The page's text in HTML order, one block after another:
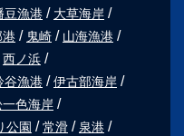
豆漁港
大草海岸
港 鬼崎
山海漁港
西ノ浜
谷漁港
伊古部海岸
一色海岸
公園 常滑
泉港